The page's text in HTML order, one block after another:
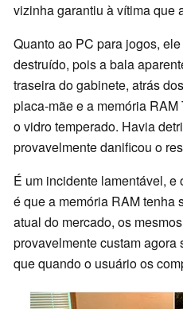
vizinha garantiu à vítima que
Quanto ao PC para jogos,
destruído, pois a bala
traseira do gabinete, atrás
placa-mãe e a memória
o vidro temperado. Havia
provavelmente danificou o
É um incidente lamentável, e
é que a memória RAM tenha
atual do mercado, os
provavelmente custam
que quando o usuário os